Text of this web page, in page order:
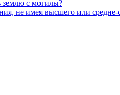
землю с могилы?
не имея высшего или средне-